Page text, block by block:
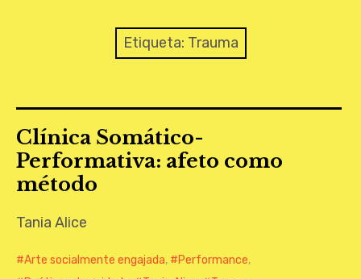
MAPEAMENTO
REVISTA IEPA
CONTATO
Etiqueta: Trauma
Clínica Somático-
Performativa: afeto como
método
Tania Alice
Arte socialmente engajada, Performance,